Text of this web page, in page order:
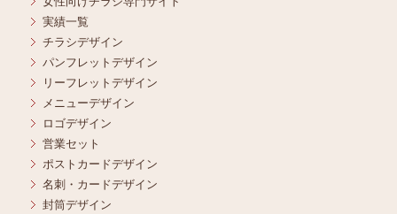
実績一覧
チラシデザイン
パンフレットデザイン
リーフレットデザイン
メニューデザイン
ロゴデザイン
営業セット
ポストカードデザイン
名刺・カードデザイン
封筒デザイン